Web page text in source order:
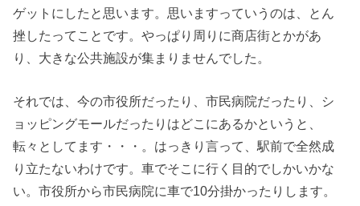
ゲットにしたと思います。思いますっていうのは、とん
挫したってことです。やっぱり周りに商店街とかがあ
り、大きな公共施設が集まりませんでした。
それでは、今の市役所だったり、市民病院だったり、シ
ョッピングモールだったりはどこにあるかというと、
転々としてます・・・。はっきり言って、駅前で全然成
り立たないわけです。車でそこに行く目的でしかいかな
い。市役所から市民病院に車で10分掛かったりします。